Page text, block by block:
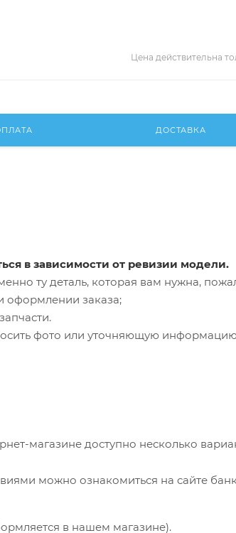
Цена действительна
ДОСТАВКА
в зависимости от ревизии модели.
ту деталь, которая вам нужна,
оформлении заказа;
фото или уточняющую
магазине доступно несколько
можно ознакомиться на сайте
в нашем магазине).